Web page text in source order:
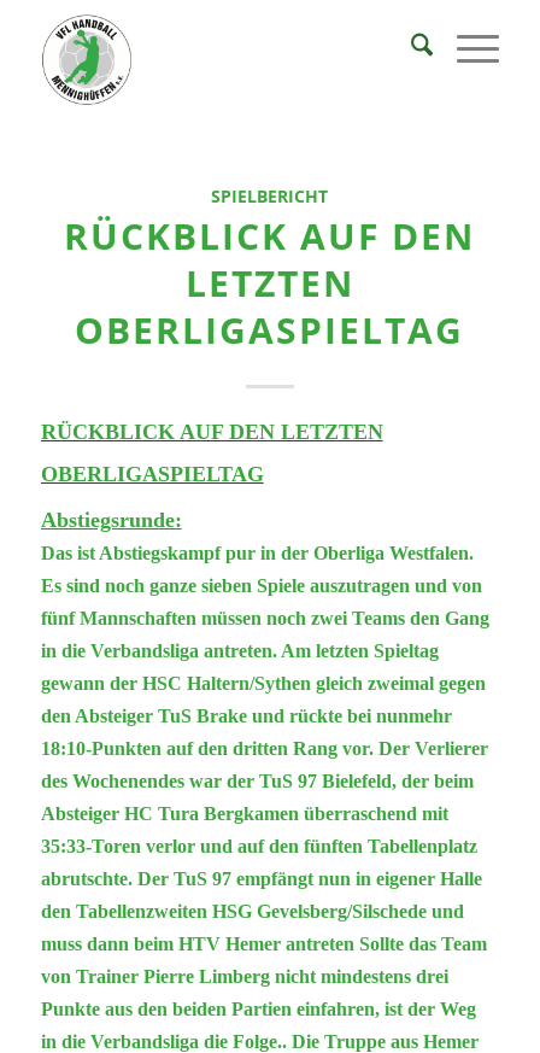
SPIELBERICHT
RÜCKBLICK AUF DEN
LETZTEN
OBERLIGASPIELTAG
RÜCKBLICK AUF DEN LETZTEN
OBERLIGASPIELTAG
Abstiegsrunde:
Das ist Abstiegskampf pur in der Oberliga Westfalen.
Es sind noch ganze sieben Spiele auszutragen und von
fünf Mannschaften müssen noch zwei Teams den Gang
in die Verbandsliga antreten. Am letzten Spieltag
gewann der HSC Haltern/Sythen gleich zweimal gegen
den Absteiger TuS Brake und rückte bei nunmehr
18:10-Punkten auf den dritten Rang vor. Der Verlierer
des Wochenendes war der TuS 97 Bielefeld, der beim
Absteiger HC Tura Bergkamen überraschend mit
35:33-Toren verlor und auf den fünften Tabellenplatz
abrutschte. Der TuS 97 empfängt nun in eigener Halle
den Tabellenzweiten HSG Gevelsberg/Silschede und
muss dann beim HTV Hemer antreten Sollte das Team
von Trainer Pierre Limberg nicht mindestens drei
Punkte aus den beiden Partien einfahren, ist der Weg
in die Verbandsliga die Folge.. Die Truppe aus Hemer